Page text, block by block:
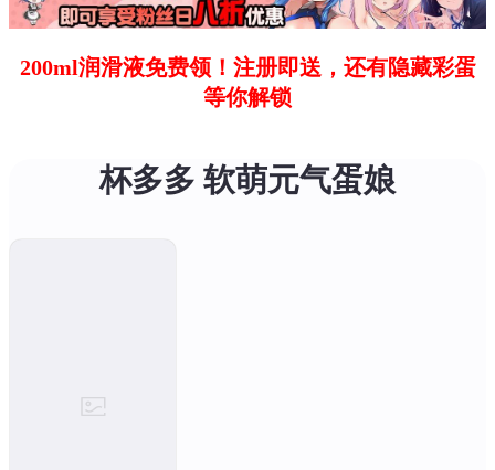
200ml润滑液免费领！注册即送，还有隐藏彩蛋
等你解锁
杯多多 软萌元气蛋娘